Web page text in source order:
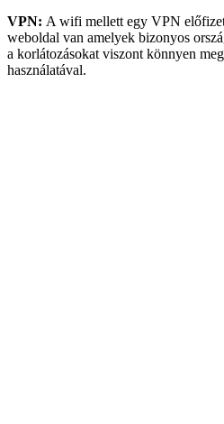
VPN: A wifi mellett egy VPN
weboldal van amelyek bizonyos
a korlátozásokat viszont könnyen
használatával.